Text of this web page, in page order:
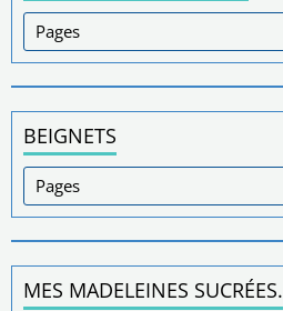
BEIGNETS
MES MADELEINES SUCRÉES.